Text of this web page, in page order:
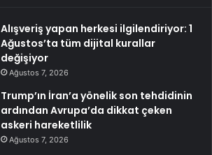
Alışveriş yapan herkesi ilgilendiriyor: 1
Ağustos’ta tüm dijital kurallar
değişiyor
Ağustos 7, 2026
Trump’ın İran’a yönelik son tehdidinin
ardından Avrupa’da dikkat çeken
askeri hareketlilik
Ağustos 7, 2026